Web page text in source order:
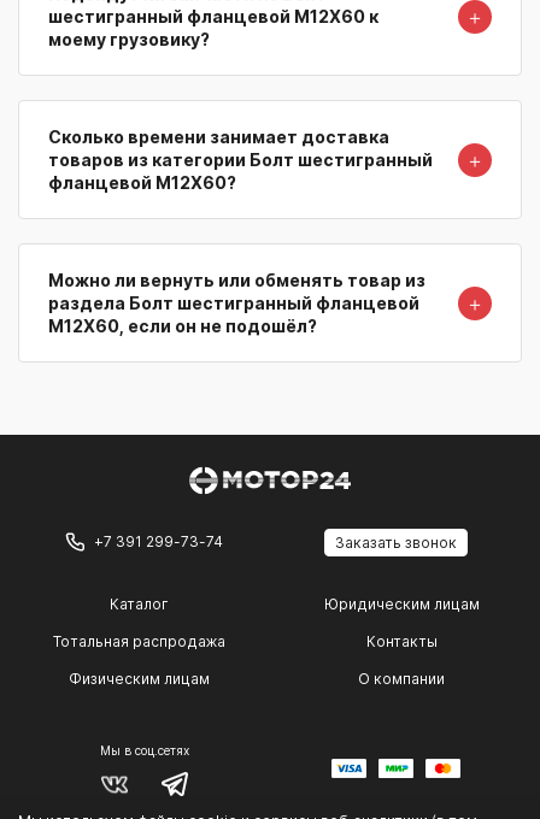
шестигранный фланцевой M12X60 к
моему грузовику?
＋
Сколько времени занимает доставка
товаров из категории Болт шестигранный
фланцевой M12X60?
＋
Можно ли вернуть или обменять товар из
раздела Болт шестигранный фланцевой
M12X60, если он не подошёл?
＋
+7 391 299-73-74 Заказать звонок
Каталог
Тотальная распродажа
Физическим лицам
Юридическим лицам
Контакты
О компании
Мы в соц.сетях